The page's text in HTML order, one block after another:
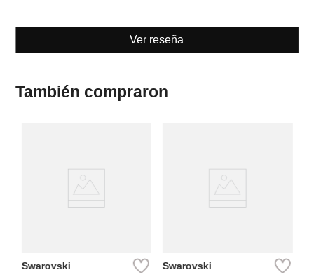
Ver reseña
También compraron
Swarovski
Swarovski